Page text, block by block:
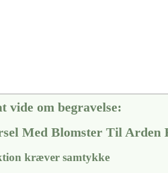
vide om begravelse:
Med Blomster Til Arden
kræver samtykke